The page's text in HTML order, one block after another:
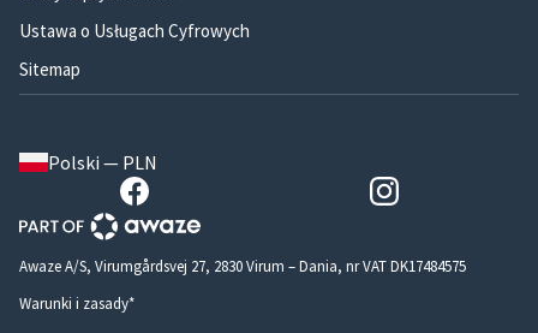
Ustawa o Usługach Cyfrowych
Sitemap
Polski — PLN
Awaze A/S, Virumgårdsvej 27, 2830 Virum – Dania, nr VAT DK17484575
Warunki i zasady*